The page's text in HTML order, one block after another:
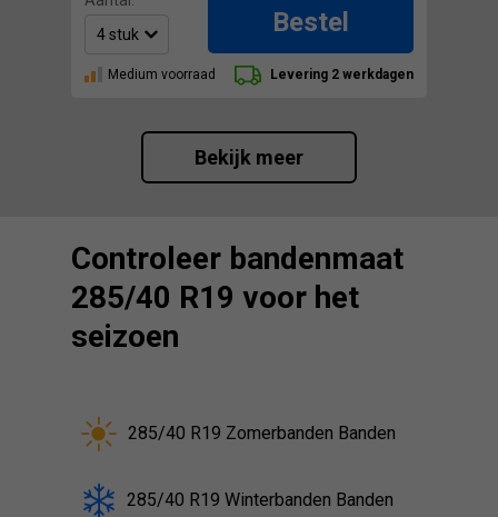
Bestel
Medium voorraad Levering 2 werkdagen
Bekijk meer
Controleer bandenmaat
285/40 R19 voor het
seizoen
285/40 R19 Zomerbanden Banden
285/40 R19 Winterbanden Banden